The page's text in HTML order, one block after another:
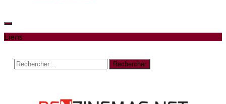
Liens
Rechercher :